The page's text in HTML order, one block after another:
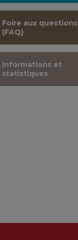
Foire aux questions
(FAQ)
Informations et
statistiques